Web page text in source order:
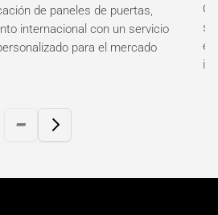
de paneles de puertas,
internacional con un servicio
para el mercado